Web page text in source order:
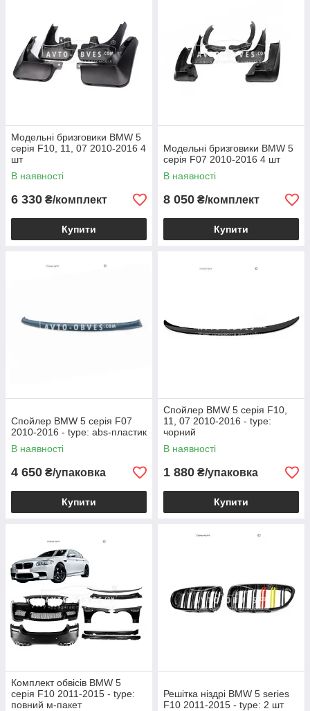
Модельні бризговики BMW 5
серія F10, 11, 07 2010-2016 4
шт
В наявності
6 330 ₴/комплект
Купити
Модельні бризговики BMW 5
серія F07 2010-2016 4 шт
В наявності
8 050 ₴/комплект
Купити
Спойлер BMW 5 серія F07
2010-2016 - type: abs-пластик
В наявності
4 650 ₴/упаковка
Купити
Спойлер BMW 5 серія F10,
11, 07 2010-2016 - type:
чорний
В наявності
1 880 ₴/упаковка
Купити
Комплект обвісів BMW 5
серія F10 2011-2015 - type:
повний м-пакет
Решітка ніздрі BMW 5 series
F10 2011-2015 - type: 2 шт